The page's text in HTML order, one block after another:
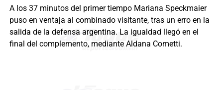
A los 37 minutos del primer tiempo Mariana Speckmaier
puso en ventaja al combinado visitante, tras un erro en la
salida de la defensa argentina. La igualdad llegó en el
final del complemento, mediante Aldana Cometti.